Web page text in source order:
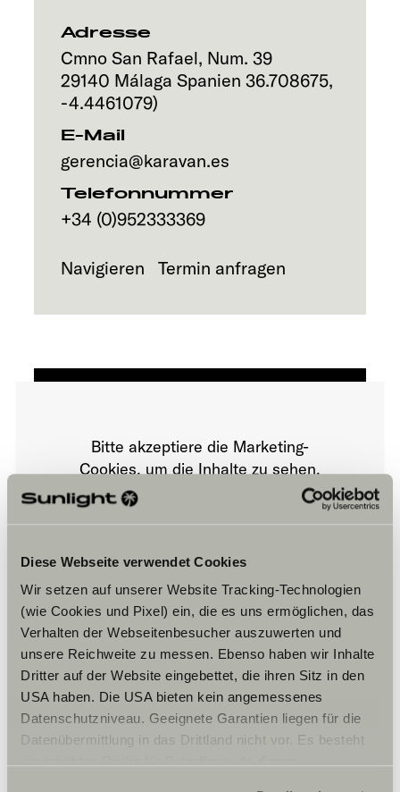
Diese Webseite verwendet Cookies
Wir setzen auf unserer Website Tracking-Technologien
(wie Cookies und Pixel) ein, die es uns ermöglichen, das
Verhalten der Webseitenbesucher auszuwerten und
unsere Reichweite zu messen. Ebenso haben wir Inhalte
Dritter auf der Website eingebettet, die ihren Sitz in den
USA haben. Die USA bieten kein angemessenes
Datenschutzniveau. Geeignete Garantien liegen für die
Datenübermittlung in das Drittland nicht vor. Es besteht
Adresse
Cmno San Rafael, Num. 39
29140 Málaga Spanien 36.708675,
-4.4461079)
E-Mail
gerencia@karavan.es
Telefonnummer
+34 (0)952333369
Navigieren Termin anfragen
Öffnungszeiten
HORARIO DE ATENCIÓN AL PÚBLICO
sábado: 10-14
Bitte akzeptiere die Marketing-
Cookies, um die Inhalte zu sehen.